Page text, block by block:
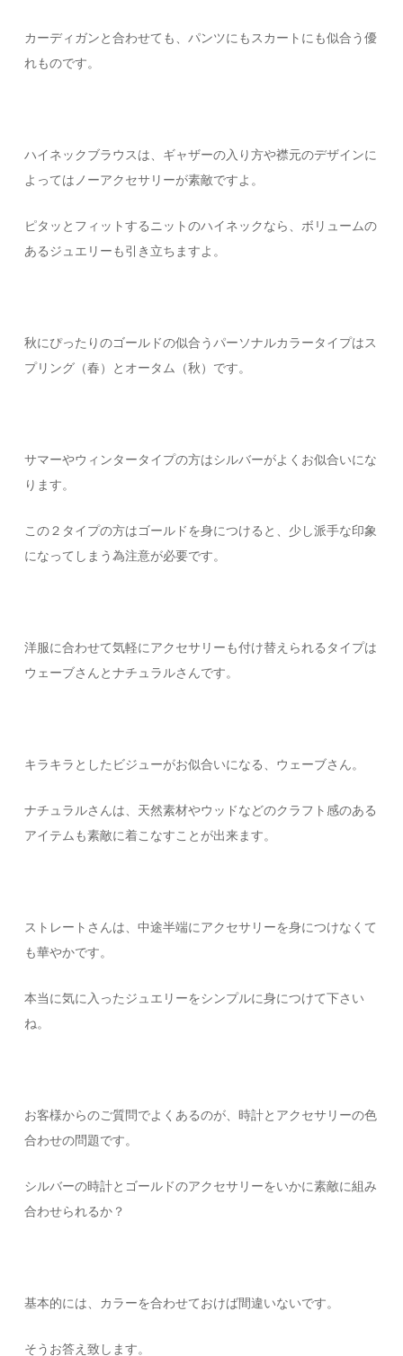
カーディガンと合わせても、パンツにもスカートにも似合う優
れものです。
ハイネックブラウスは、ギャザーの入り方や襟元のデザインに
よってはノーアクセサリーが素敵ですよ。
ピタッとフィットするニットのハイネックなら、ボリュームの
あるジュエリーも引き立ちますよ。
秋にぴったりのゴールドの似合うパーソナルカラータイプはス
プリング（春）とオータム（秋）です。
サマーやウィンタータイプの方はシルバーがよくお似合いにな
ります。
この２タイプの方はゴールドを身につけると、少し派手な印象
になってしまう為注意が必要です。
洋服に合わせて気軽にアクセサリーも付け替えられるタイプは
ウェーブさんとナチュラルさんです。
キラキラとしたビジューがお似合いになる、ウェーブさん。
ナチュラルさんは、天然素材やウッドなどのクラフト感のある
アイテムも素敵に着こなすことが出来ます。
ストレートさんは、中途半端にアクセサリーを身につけなくて
も華やかです。
本当に気に入ったジュエリーをシンプルに身につけて下さい
ね。
お客様からのご質問でよくあるのが、時計とアクセサリーの色
合わせの問題です。
シルバーの時計とゴールドのアクセサリーをいかに素敵に組み
合わせられるか？
基本的には、カラーを合わせておけば間違いないです。
そうお答え致します。